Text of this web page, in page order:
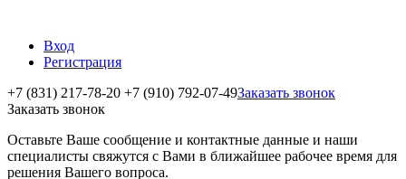
Вход
Регистрация
+7 (831) 217-78-20 +7 (910) 792-07-49Заказать звонок
Заказать звонок
Оставьте Ваше сообщение и контактные данные и наши
специалисты свяжутся с Вами в ближайшее рабочее время для
решения Вашего вопроса.